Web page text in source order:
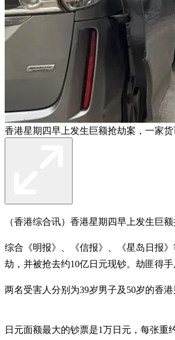
香港星期四早上发生巨额抢劫案，一家
（香港综合讯）香港星期四早上发生巨
综合《明报》、《信报》、《星岛日报
劫，并被抢去约10亿日元现钞。劫匪得
两名受害人分别为39岁男子及50岁的香
日元面额最大的钞票是1万日元，每张